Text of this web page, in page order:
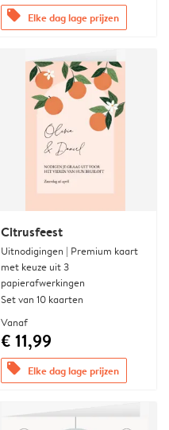
offers Elke dag lage prijzen
Citrusfeest
Uitnodigingen | Premium kaart
met keuze uit 3
papierafwerkingen
Set van 10 kaarten
Vanaf
€ 11,99
offers Elke dag lage prijzen